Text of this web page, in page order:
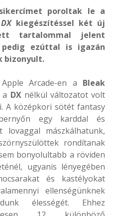
poroltak le a
DXkiegészítéssel két új
tartalommal jelent
ezúttal is igazán
bizonyult.
Arcade-en a Bleak
DXnélkül változatot volt
A középkori sötét fantasy
egy karddal és
lovaggal mászkálhatunk,
rondítanak
bonyolultabb a röviden
ugyanis lényegében
és kastélyokat
ellenségünknek
élességét. Ehhez